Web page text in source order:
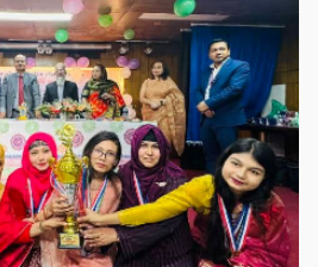
গৌরবের মুহূর্ত
গৌরবের মুহূর্ত